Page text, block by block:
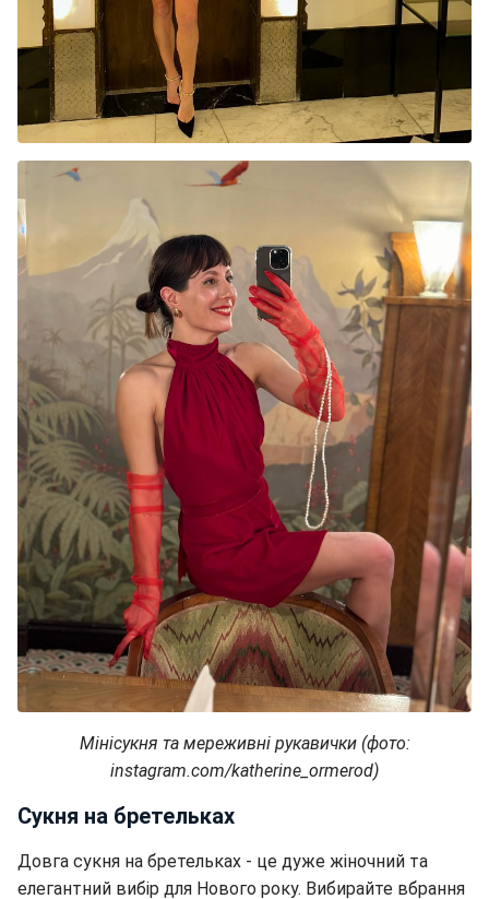
Мінісукня та мереживні рукавички (фото:
instagram.com/katherine_ormerod)
Сукня на бретельках
Довга сукня на бретельках - це дуже жіночний та
елегантний вибір для Нового року. Вибирайте вбрання